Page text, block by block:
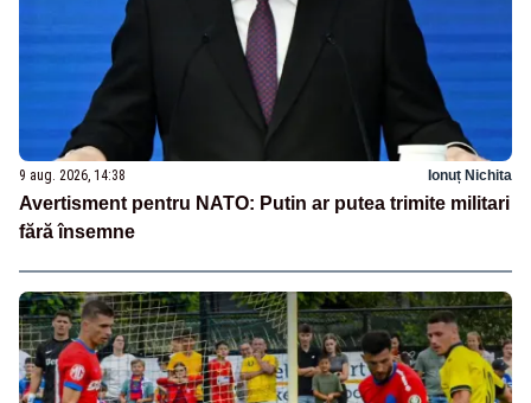
9 aug. 2026, 14:38 Ionuț Nichita
Avertisment pentru NATO: Putin ar putea trimite militari
fără însemne